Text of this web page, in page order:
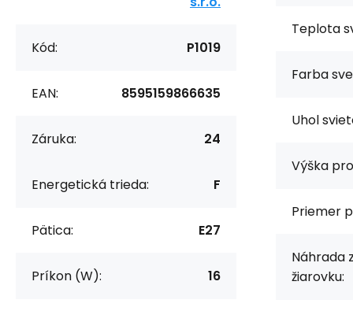
Kód: P1019
EAN: 8595159866635
Záruka: 24
Energetická trieda: F
Pätica: E27
Príkon (W): 16
Teplota
Farba
Uhol
Výška
Priemer
Náhrada
žiarovku: